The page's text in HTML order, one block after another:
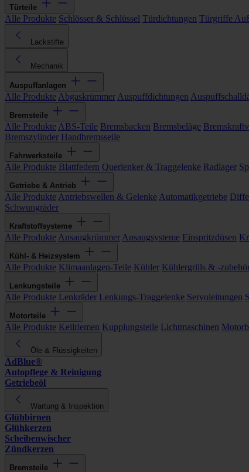
Türteile
Alle Produkte Schlösser & Schlüssel Türdichtungen Türgriffe
Lackstifte
Mechanik
Auspuffanlagen
Alle Produkte Abgaskrümmer Auspuffdichtungen
Bremsteile
Alle Produkte ABS-Teile Bremsbacken Bremsbeläge
Bremszylinder Handbremsseile
Fahrwerksteile
Alle Produkte Blattfedern Querlenker & Traggelenke Radlager
Getriebe & Antrieb
Alle Produkte Antriebswellen & Gelenke Automatikgetriebe
Schwungräder
Kraftstoffsysteme
Alle Produkte Ansaugkrümmer Ansaugsysteme Einspritzdüsen
Kühl- & Heizsystem
Alle Produkte Klimaanlagen-Teile Kühler Kühlergrills & -
Lenkungsteile
Alle Produkte Lenkräder Lenkungs-Traggelenke Servoleitungen
Motorteile
Alle Produkte Keilriemen Kupplungsteile Lichtmaschinen
Öle & Flüssigkeiten
AdBlue®
Autopflege & Reinigung
Getriebeöl
Wartung & Inspektion
Glühbirnen
Glühkerzen
Scheibenwischer
Zündkerzen
Bremsteile